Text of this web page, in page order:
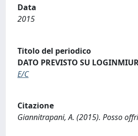
Data
2015
Titolo del periodico
DATO PREVISTO SU
E/C
Citazione
Giannitrapani, A. (2015). Posso